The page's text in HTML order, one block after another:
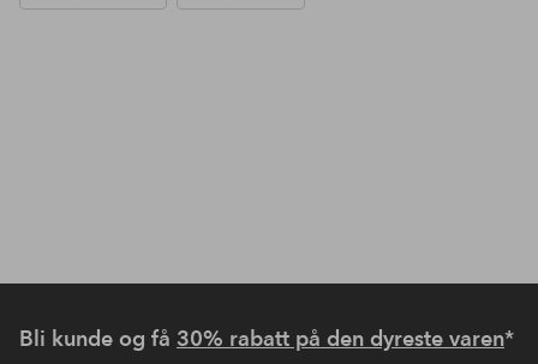
Bli kunde og få 30% rabatt på den dyreste varen*